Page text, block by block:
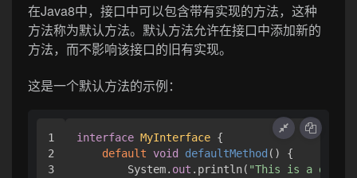
在Java8中，接口中可以包含带有实现的方法，这种
方法称为默认方法。默认方法允许在接口中添加新的
方法，而不影响该接口的旧有实现。
这是一个默认方法的示例：
1
2
3
interface MyInterface {
default
void defaultMethod ()
{
        System.
out .println( "This is a